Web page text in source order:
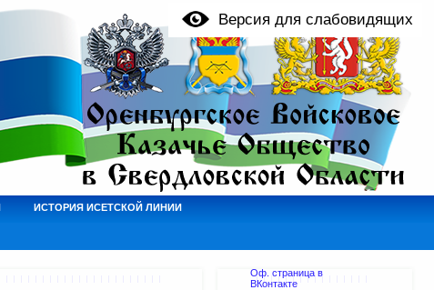
Версия для слабовидящих
ИСТОРИЯ ИСЕТСКОЙ ЛИНИИ
Оф. страница в
ВКонтакте